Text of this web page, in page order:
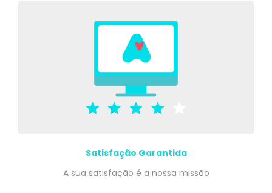
Satisfação Garantida
A sua satisfação é a nossa missão